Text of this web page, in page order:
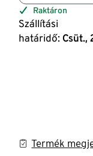
Raktáron
Szállítási
határidő: Csüt.,
Termék